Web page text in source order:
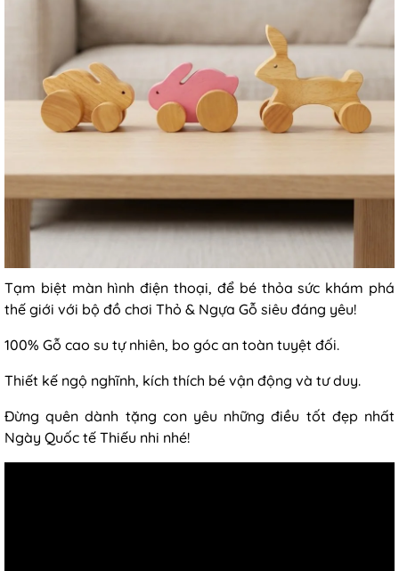
Tạm biệt màn hình điện thoại, để bé thỏa sức khám phá
thế giới với bộ đồ chơi Thỏ & Ngựa Gỗ siêu đáng yêu!
100% Gỗ cao su tự nhiên, bo góc an toàn tuyệt đối.
Thiết kế ngộ nghĩnh, kích thích bé vận động và tư duy.
Đừng quên dành tặng con yêu những điều tốt đẹp nhất
Ngày Quốc tế Thiếu nhi nhé!